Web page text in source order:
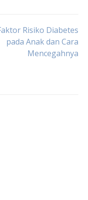
Risiko Diabetes
pada Anak dan Cara
Mencegahnya